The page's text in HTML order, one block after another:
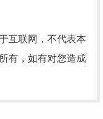
互联网，不代表本
有，如有对您造成